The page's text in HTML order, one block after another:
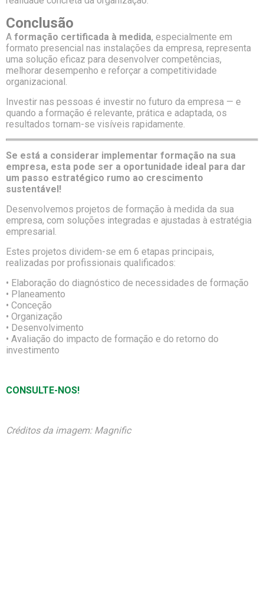
Conclusão
A formação certificada à medida, especialmente em
formato presencial nas instalações da empresa, representa
uma solução eficaz para desenvolver competências,
melhorar desempenho e reforçar a competitividade
organizacional.
Investir nas pessoas é investir no futuro da empresa — e
quando a formação é relevante, prática e adaptada, os
resultados tornam-se visíveis rapidamente.
Se está a considerar implementar formação na sua
empresa, esta pode ser a oportunidade ideal para dar
um passo estratégico rumo ao crescimento
sustentável!
Desenvolvemos projetos de formação à medida da sua
empresa, com soluções integradas e ajustadas à estratégia
empresarial.
Estes projetos dividem-se em 6 etapas principais,
realizadas por profissionais qualificados:
• Elaboração do diagnóstico de necessidades de formação
• Planeamento
• Conceção
• Organização
• Desenvolvimento
• Avaliação do impacto de formação e do retorno do
investimento
CONSULTE-NOS!
Créditos da imagem: Magnific